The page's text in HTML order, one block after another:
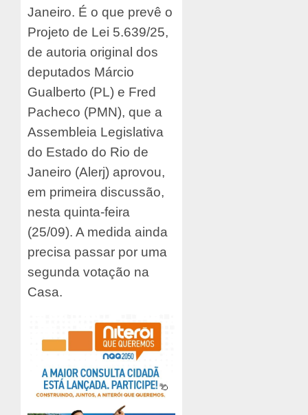
Janeiro. É o que prevê o
Projeto de Lei 5.639/25,
de autoria original dos
deputados Márcio
Gualberto (PL) e Fred
Pacheco (PMN), que a
Assembleia Legislativa
do Estado do Rio de
Janeiro (Alerj) aprovou,
em primeira discussão,
nesta quinta-feira
(25/09). A medida ainda
precisa passar por uma
segunda votação na
Casa.